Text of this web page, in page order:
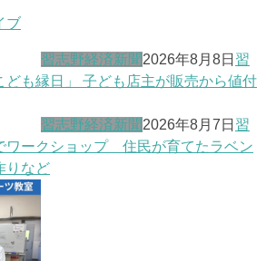
ブ
習志野経済新聞2026年8月8日 習
ども縁日」 子ども店主が販売から値付
習志野経済新聞2026年8月7日 習
ワークショップ 住民が育てたラベン
りなど